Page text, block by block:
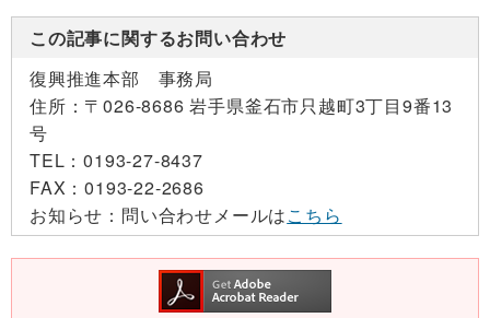
この記事に関するお問い合わせ
復興推進本部 事務局
住所： 〒026-8686 岩手県釜石市只越町3丁目9番13
号
TEL：0193-27-8437
FAX：0193-22-2686
お知らせ： 問い合わせメールはこちら